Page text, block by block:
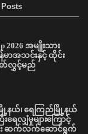
2026 အမျိုးသား
မာအသင်းနှင့် ထိုင်း
လွှင့်မည်
ြို့နယ်၊ ရေကြည်မြို့နယ်
ေလျှံမှုများကြောင့်
း ဆက်လက်ဆောင်ရွက်